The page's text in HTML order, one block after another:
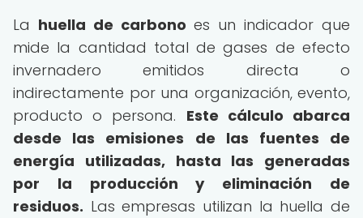
La huella de carbono es un indicador que
mide la cantidad total de gases de efecto
invernadero emitidos directa o
indirectamente por una organización, evento,
producto o persona. Este cálculo abarca
desde las emisiones de las fuentes de
energía utilizadas, hasta las generadas
por la producción y eliminación de
residuos. Las empresas utilizan la huella de